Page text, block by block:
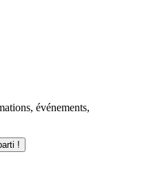
événements,
!